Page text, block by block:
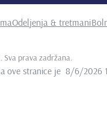
Odeljenja & tretmani
Sva prava zadržana.
ove stranice je 8/6/2026